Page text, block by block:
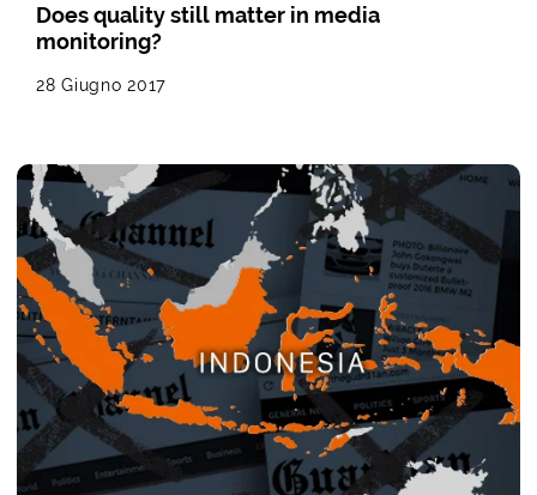
Does quality still matter in media
monitoring?
28 Giugno 2017